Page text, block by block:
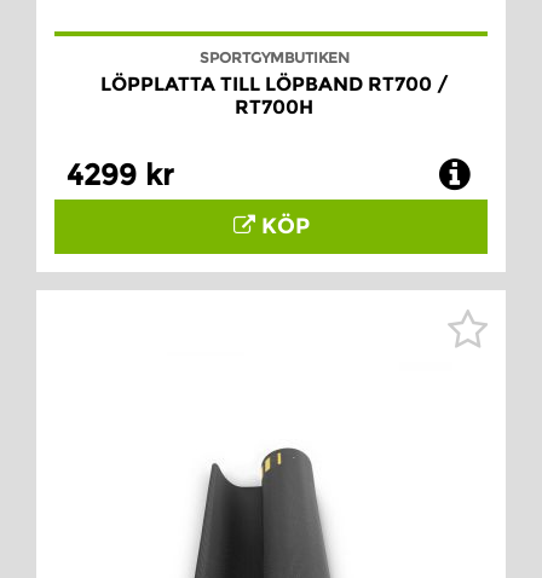
SPORTGYMBUTIKEN
LÖPPLATTA TILL LÖPBAND RT700 /
RT700H
4299 kr
KÖP